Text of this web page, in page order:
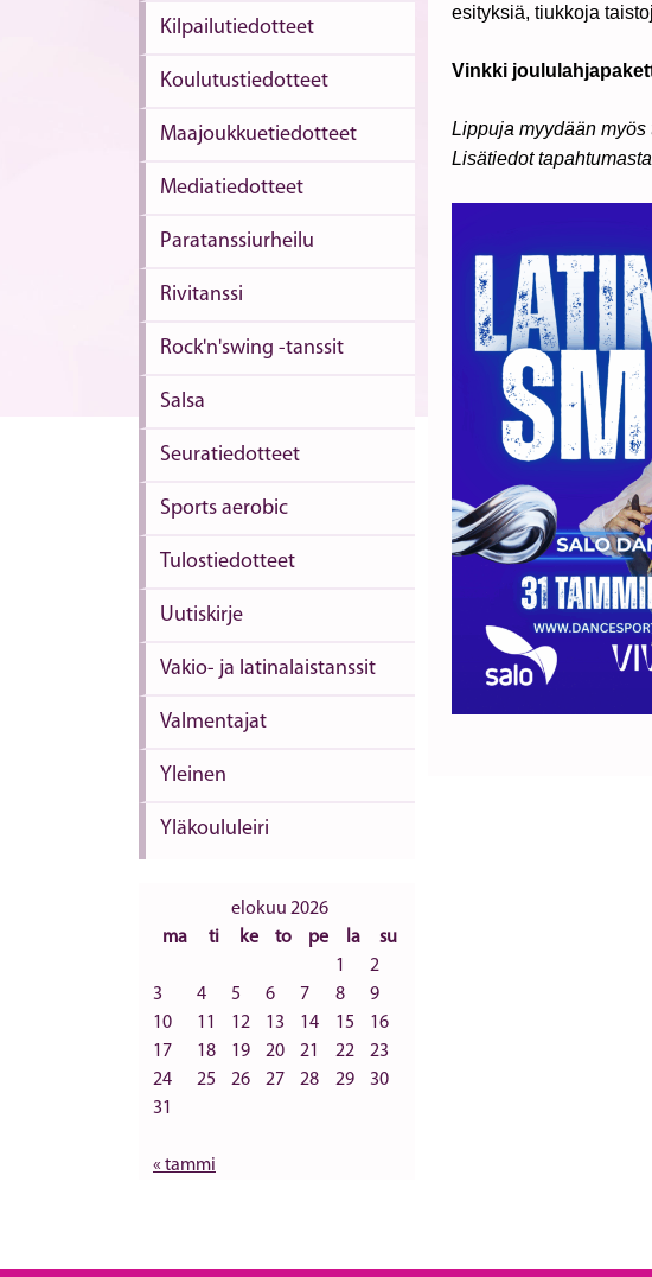
Kilpailutiedotteet
Koulutustiedotteet
Maajoukkuetiedotteet
Mediatiedotteet
Paratanssiurheilu
Rivitanssi
Rock'n'swing -tanssit
Salsa
Seuratiedotteet
Sports aerobic
Tulostiedotteet
Uutiskirje
Vakio- ja latinalaistanssit
Valmentajat
Yleinen
Yläkoululeiri
elokuu 2026
ma
ti ke to pe la
su
1
2
3
4 5 6 7 8
9
10
11 12 13 14 15
16
17
18 19 20 21 22
23
24
25 26 27 28 29
30
31
« tammi
esityksiä, tiukkoja
Vinkki
Lippuja myydään myös
Lisätiedot